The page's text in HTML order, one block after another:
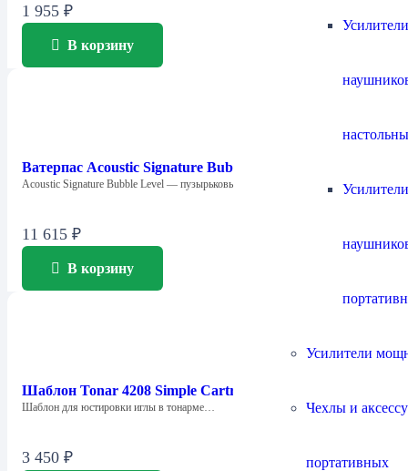
Усилители
Чехлы и
портативных
1 955 ₽
В корзину
Ватерпас Acoustic Signature Bubble Level
Acoustic Signature Bubble Level — пузырьковый…
11 615 ₽
В корзину
Шаблон Tonar 4208 Simple Cartridge Protactor
Шаблон для юстировки иглы в тонарме…
3 450 ₽